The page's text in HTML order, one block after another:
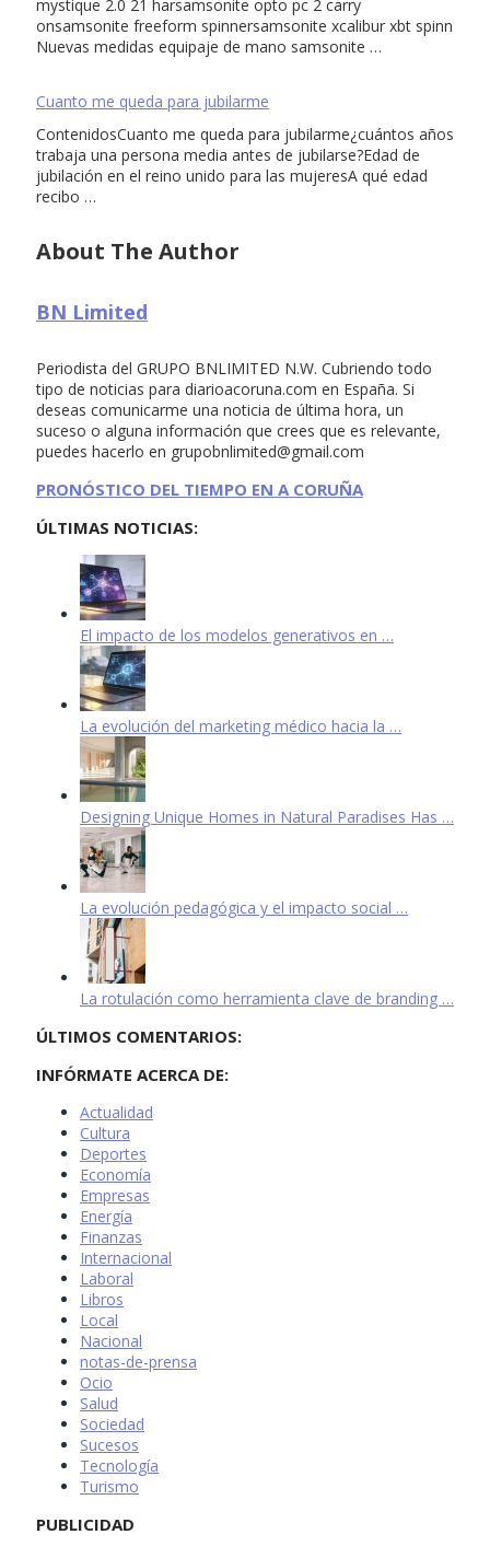
mystique 2.0 21 harsamsonite opto pc 2 carry
onsamsonite freeform spinnersamsonite xcalibur xbt spinn
Nuevas medidas equipaje de mano samsonite …
Cuanto me queda para jubilarme
ContenidosCuanto me queda para jubilarme¿cuántos años
trabaja una persona media antes de jubilarse?Edad de
jubilación en el reino unido para las mujeresA qué edad
recibo …
About The Author
BN Limited
Periodista del GRUPO BNLIMITED N.W. Cubriendo todo
tipo de noticias para diarioacoruna.com en España. Si
deseas comunicarme una noticia de última hora, un
suceso o alguna información que crees que es relevante,
puedes hacerlo en grupobnlimited@gmail.com
PRONÓSTICO DEL TIEMPO EN A CORUÑA
ÚLTIMAS NOTICIAS:
El impacto de los modelos generativos en …
La evolución del marketing médico hacia la …
Designing Unique Homes in Natural Paradises Has …
La evolución pedagógica y el impacto social …
La rotulación como herramienta clave de branding …
ÚLTIMOS COMENTARIOS:
INFÓRMATE ACERCA DE:
Actualidad
Cultura
Deportes
Economía
Empresas
Energía
Finanzas
Internacional
Laboral
Libros
Local
Nacional
notas-de-prensa
Ocio
Salud
Sociedad
Sucesos
Tecnología
Turismo
PUBLICIDAD